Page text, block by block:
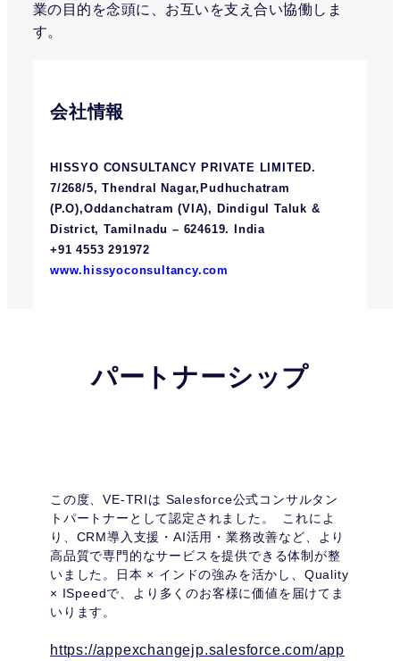
業の目的を念頭に、お互いを支え合い協働しま
す。
会社情報
HISSYO CONSULTANCY PRIVATE LIMITED.
7/268/5, Thendral Nagar,Pudhuchatram
(P.O),Oddanchatram (VIA), Dindigul Taluk &
District, Tamilnadu – 624619. India
+91 4553 291972
www.hissyoconsultancy.com
パートナーシップ
この度、VE-TRIは Salesforce公式コンサルタン
トパートナーとして認定されました。 これによ
り、CRM導入支援・AI活用・業務改善など、より
高品質で専門的なサービスを提供できる体制が整
いました。日本 × インドの強みを活かし、Quality
× ISpeedで、より多くのお客様に価値を届けてま
いります。
https://appexchangejp.salesforce.com/app